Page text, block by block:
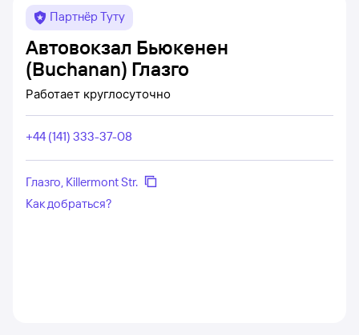
Партнёр Туту
Автовокзал Бьюкенен
(Buchanan) Глазго
Работает круглосуточно
+44 (141) 333-37-08
Глазго, Killermont Str.
Как добраться?